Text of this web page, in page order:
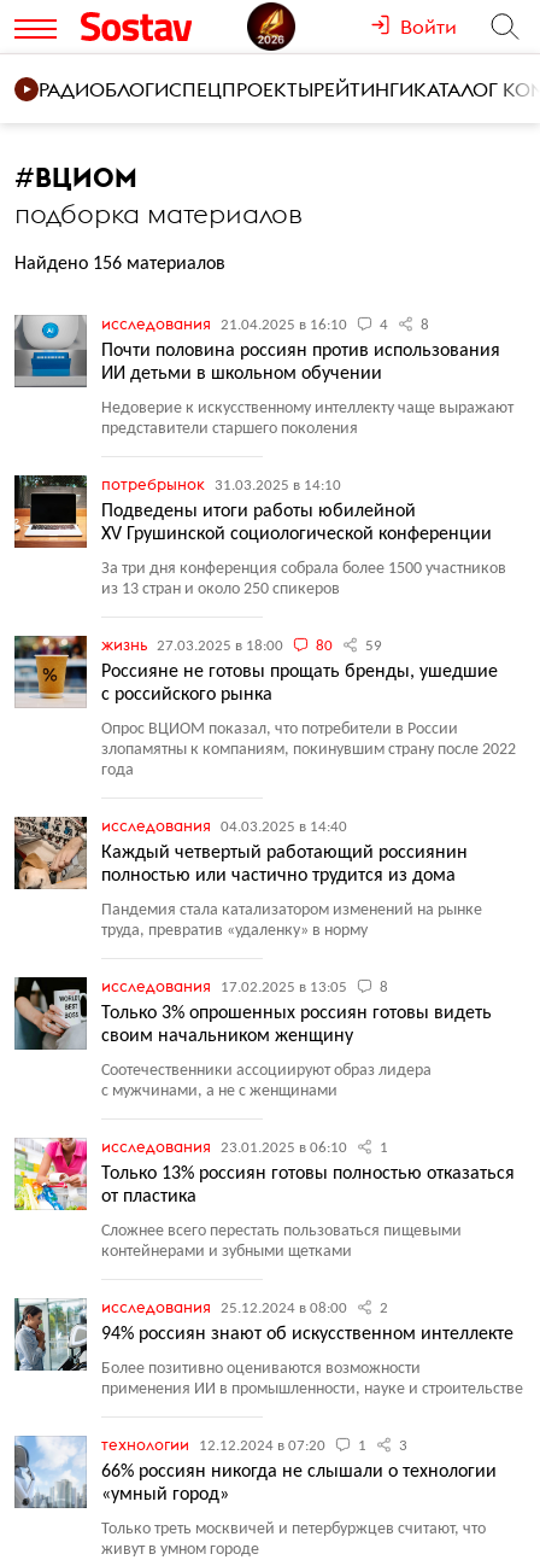
Войти
РАДИОБЛОГИСПЕЦПРОЕКТЫРЕЙТИНГИКАТАЛОГ
#ВЦИОМ
подборка материалов
Найдено 156 материалов
исследования 21.04.2025 в 16:10 4 8
Почти половина россиян против использования
ИИ детьми в школьном обучении
Недоверие к искусственному интеллекту чаще выражают
представители старшего поколения
потребрынок 31.03.2025 в 14:10
Подведены итоги работы юбилейной
XV Грушинской социологической конференции
За три дня конференция собрала более 1500 участников
из 13 стран и около 250 спикеров
жизнь 27.03.2025 в 18:00 80 59
Россияне не готовы прощать бренды, ушедшие
с российского рынка
Опрос ВЦИОМ показал, что потребители в России
злопамятны к компаниям, покинувшим страну после 2022
года
исследования 04.03.2025 в 14:40
Каждый четвертый работающий россиянин
полностью или частично трудится из дома
Пандемия стала катализатором изменений на рынке
труда, превратив «удаленку» в норму
исследования 17.02.2025 в 13:05 8
Только 3% опрошенных россиян готовы видеть
своим начальником женщину
Соотечественники ассоциируют образ лидера
с мужчинами, а не с женщинами
исследования 23.01.2025 в 06:10 1
Только 13% россиян готовы полностью отказаться
от пластика
Сложнее всего перестать пользоваться пищевыми
контейнерами и зубными щетками
исследования 25.12.2024 в 08:00 2
94% россиян знают об искусственном интеллекте
Более позитивно оцениваются возможности
применения ИИ в промышленности, науке и строительстве
технологии 12.12.2024 в 07:20 1 3
66% россиян никогда не слышали о технологии
«умный город»
Только треть москвичей и петербуржцев считают, что
живут в умном городе